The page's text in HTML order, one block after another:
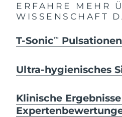
ERFAHRE MEHR
WISSENSCHAFT
T-SonicTM Pulsationen
Ultra-hygienisches
Klinische